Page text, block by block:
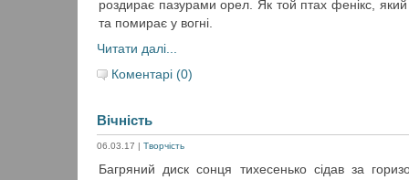
роздирає пазурами орел. Як той птах фенікс,
та помирає у вогні.
Читати далі...
Коментарі (0)
Вічність
06.03.17 | Творчість
Багряний диск сонця тихесенько сідав за